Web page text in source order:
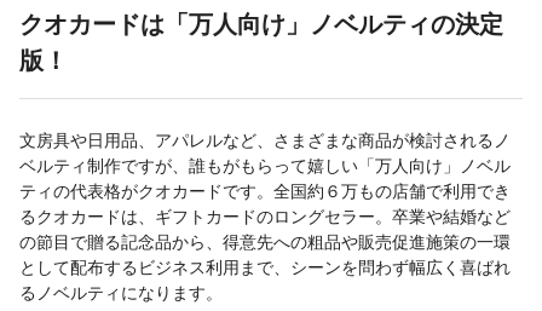
クオカードは「万人向け」ノベルティの決定
版！
文房具や日用品、アパレルなど、さまざまな商品が検討されるノ
ベルティ制作ですが、誰もがもらって嬉しい「万人向け」ノベル
ティの代表格がクオカードです。全国約６万もの店舗で利用でき
るクオカードは、ギフトカードのロングセラー。卒業や結婚など
の節目で贈る記念品から、得意先への粗品や販売促進施策の一環
として配布するビジネス利用まで、シーンを問わず幅広く喜ばれ
るノベルティになります。